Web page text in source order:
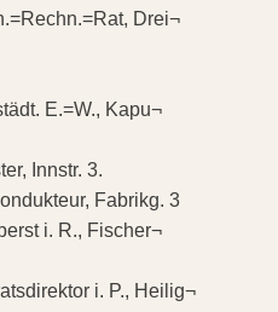
Drei¬
E.=W., Kapu¬
Innstr. 3.
Fabrikg. 3
i. R., Fischer¬
i. P., Heilig¬